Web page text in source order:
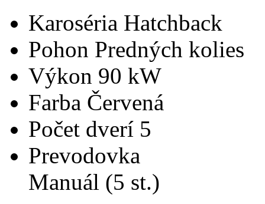
Karoséria Hatchback
Pohon Predných kolies
Výkon 90 kW
Farba Červená
Počet dverí 5
Prevodovka
Manuál (5 st.)